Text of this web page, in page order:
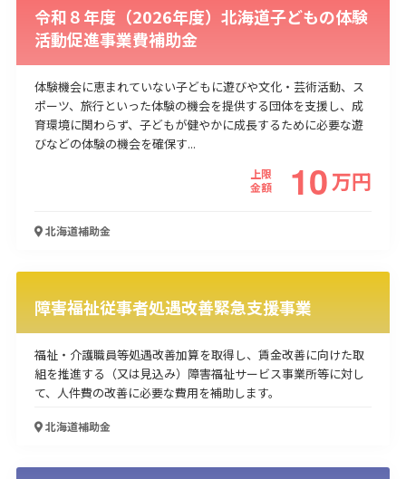
令和８年度（2026年度）北海道子どもの体験
活動促進事業費補助金
体験機会に恵まれていない子どもに遊びや文化・芸術活動、ス
ポーツ、旅行といった体験の機会を提供する団体を支援し、成
育環境に関わらず、子どもが健やかに成長するために必要な遊
びなどの体験の機会を確保す...
上限
金額
10万円
北海道補助金
障害福祉従事者処遇改善緊急支援事業
福祉・介護職員等処遇改善加算を取得し、賃金改善に向けた取
組を推進する（又は見込み）障害福祉サービス事業所等に対し
て、人件費の改善に必要な費用を補助します。
北海道補助金